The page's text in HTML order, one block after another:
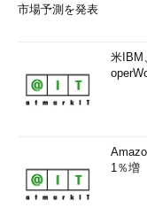
市場予測を発表
米IBM
1％増